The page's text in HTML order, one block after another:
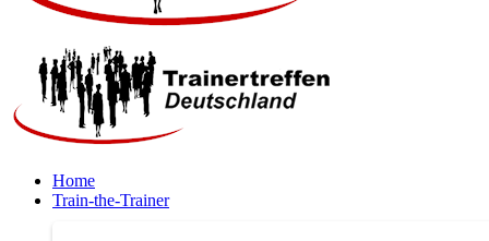
Home
Train-the-Trainer